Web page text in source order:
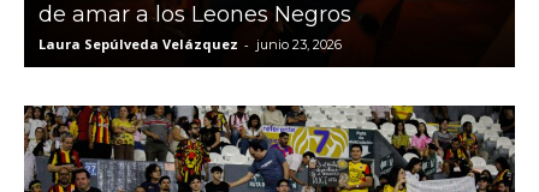
de amar a los Leones Negros​
Laura Sepúlveda Velázquez - junio 23, 2026